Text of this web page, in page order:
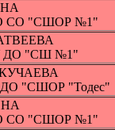
ДО СО "СШОР №1"
ДО "СШ №1"
ДО "СШОР "Тодес"
ДО СО "СШОР №1"